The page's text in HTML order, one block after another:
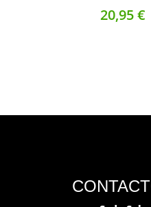
20,95€